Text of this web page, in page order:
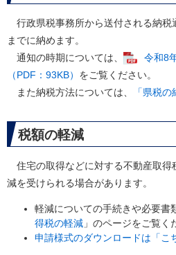
行政県税事務所から送付される納税
までに納めます。
通知の時期については、
令和8
（PDF：93KB） をご覧ください。
また納税方法については、
「県税の
税額の軽減
住宅の取得などに対する不動産取得
減を受けられる場合があります。
軽減についての手続きや必要書
得税の軽減 」のページをご覧く
申請様式のダウンロードは「こ